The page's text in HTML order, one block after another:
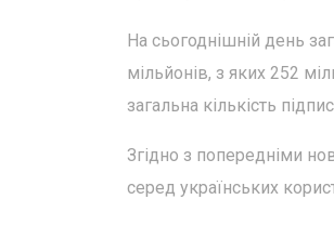
На сьогоднішній день
мільйонів, з яких 252
загальна кількість
Згідно з попередніми
серед українських